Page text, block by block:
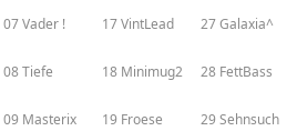
07 Vader ! 17 VintLead 27 Galaxia^
08 Tiefe 18 Minimug2 28 FettBass
09 Masterix 19 Froese 29 Sehnsuch